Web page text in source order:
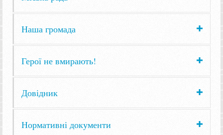
Наша громада
Герої не вмирають!
Довідник
Нормативні документи